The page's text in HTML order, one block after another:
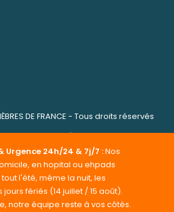
DE FRANCE - Tous droits réservés
-Mentions légales
FRANCE vous propose ses services
et marbrerie funéraire dans le
et-Loir (28) : Organisation
contrat obsèques, achat et
funéraires et cinéraires, séjour au
Urgence 24h/24 & 7j/7 :Nos
en hopital ou ehpads
l'été, même la nuit, les
fériés (14 juillet / 15 août).
notre équipe reste à vos côtés.